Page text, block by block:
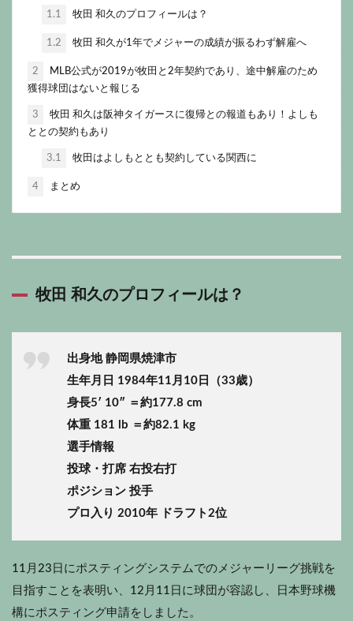
1.1 牧田 和久のプロフィールは？
1.2 牧田 和久が1年でメジャーの成績が振るわず解雇へ
2
MLB公式が2019が牧田と2年契約であり、途中解雇のため
獲得球団はないと報じる
3
牧田 和久は阪神タイガースに復帰との報道もあり！よしも
ととの契約もあり
3.1 牧田はよしもととも契約している関西に
4 まとめ
牧田 和久のプロフィールは？
出身地 静岡県焼津市
生年月日 1984年11月10日（33歳）
身長5′ 10″ ＝約177.8 cm
体重 181 lb ＝約82.1 kg
選手情報
投球・打席 右投右打
ポジション 投手
プロ入り 2010年 ドラフト2位
11月23日にポスティングシステムでのメジャーリーグ挑戦を
目指すことを表明い、12月11日に球団が容認し、日本野球機
構にポスティング申請をしました。